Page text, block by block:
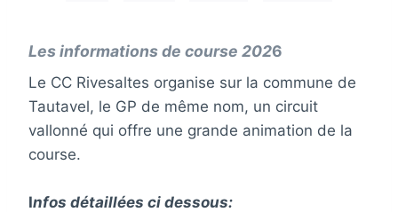
Les informations de course 2026
Le CC Rivesaltes organise sur la commune de
Tautavel, le GP de même nom, un circuit
vallonné qui offre une grande animation de la
course.
Infos détaillées ci dessous: